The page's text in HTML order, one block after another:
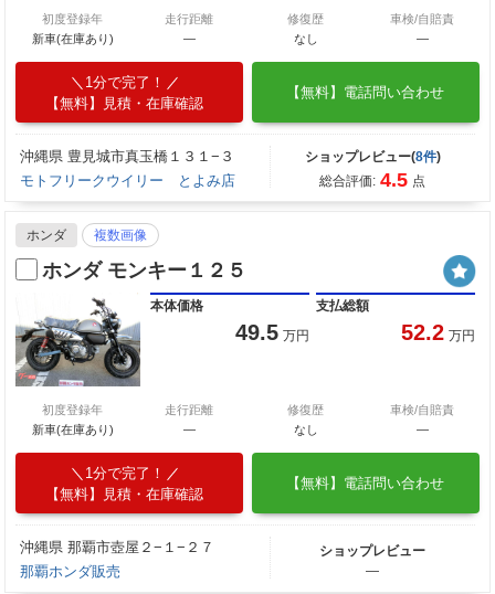
初度登録年
新車(在庫あり)
走行距離
―
修復歴
なし
車検/自賠責
―
1分で完了！
【無料】見積・在庫確認
【無料】電話問い合わせ
沖縄県 豊見城市真玉橋１３１−３
モトフリークウイリー とよみ店
ショップレビュー(8件)
総合評価: 4.5 点
ホンダ 複数画像
ホンダ モンキー１２５
本体価格
49.5 万円
支払総額
52.2 万円
初度登録年
新車(在庫あり)
走行距離
―
修復歴
なし
車検/自賠責
―
1分で完了！
【無料】見積・在庫確認
【無料】電話問い合わせ
沖縄県 那覇市壺屋２−１−２７
那覇ホンダ販売
ショップレビュー
―